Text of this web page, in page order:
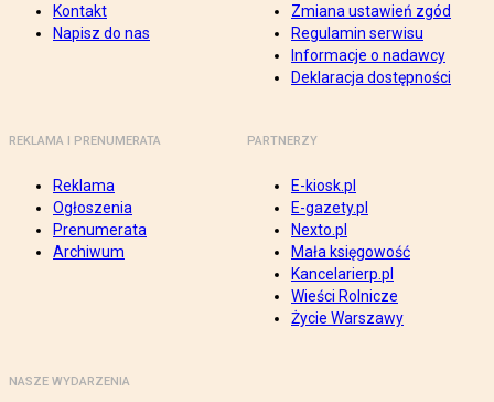
Kontakt
Napisz do nas
Zmiana ustawień zgód
Regulamin serwisu
Informacje o nadawcy
Deklaracja dostępności
REKLAMA I PRENUMERATA
Reklama
Ogłoszenia
Prenumerata
Archiwum
PARTNERZY
E-kiosk.pl
E-gazety.pl
Nexto.pl
Mała księgowość
Kancelarierp.pl
Wieści Rolnicze
Życie Warszawy
NASZE WYDARZENIA